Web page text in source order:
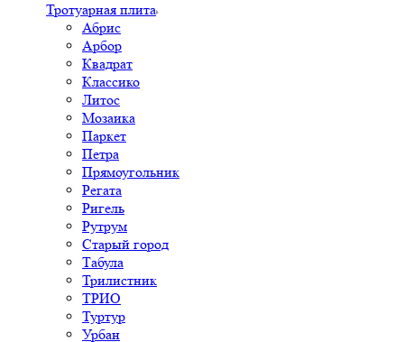
Тротуарная плита
Абрис
Арбор
Квадрат
Классико
Литос
Мозаика
Паркет
Петра
Прямоугольник
Регата
Ригель
Рутрум
Старый город
Табула
Трилистник
ТРИО
Туртур
Урбан